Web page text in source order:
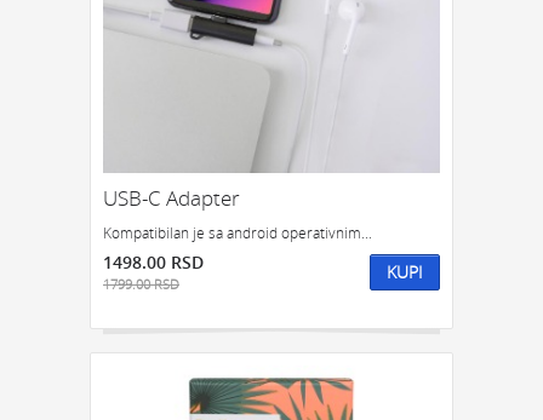
USB-C Adapter
Kompatibilan je sa android operativnim...
1498.00 RSD
1799.00 RSD
KUPI